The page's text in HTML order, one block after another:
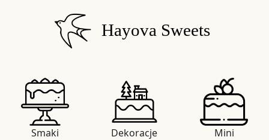
Hayova Sweets
Smaki Dekoracje Mini